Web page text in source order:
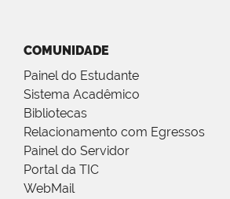
COMUNIDADE
Painel do Estudante
Sistema Acadêmico
Bibliotecas
Relacionamento com Egressos
Painel do Servidor
Portal da TIC
WebMail